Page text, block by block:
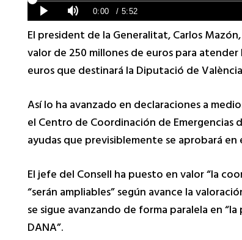
El president de la Generalitat, Carlos
valor de 250 millones de euros para atender
euros que destinará la Diputació de
Así lo ha avanzado en declaraciones a
el Centro de Coordinación de Emergencias
ayudas que previsiblemente se aprobará
El jefe del Consell ha puesto en valor “la
“serán ampliables” según avance la
se sigue avanzando de forma paralela en
DANA”.